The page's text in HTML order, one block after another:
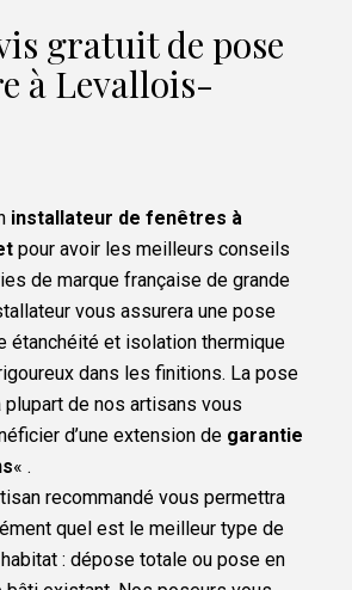
gratuit de pose
à Levallois-
installateur de fenêtres à
pour avoir les meilleurs conseils
de marque française de grande
vous assurera une pose
étanchéité et isolation thermique
dans les finitions. La pose
de nos artisans vous
d’une extension de garantie
« .
recommandé vous permettra
quel est le meilleur type de
: dépose totale ou pose en